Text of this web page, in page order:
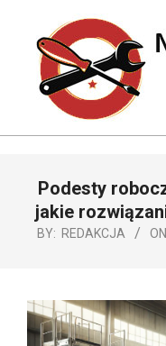
content
NavigationPodesty
jakie
BY: REDAKCJA